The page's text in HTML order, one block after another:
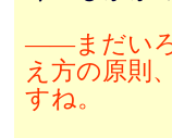
――まだいろ
え方の原則
すね。